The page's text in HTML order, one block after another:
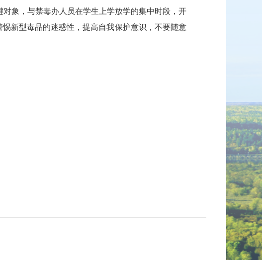
象，与禁毒办人员在学生上学放学的集中时段，开
新型毒品的迷惑性，提高自我保护意识，不要随意